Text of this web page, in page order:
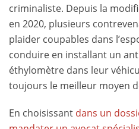
criminaliste. Depuis la
en 2020, plusieurs
plaider coupables dans
conduire en installant un
éthylomètre dans leur
toujours le meilleur moyen
En choisissant dans un